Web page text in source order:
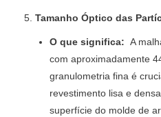
Tamanho Óptico das
O que significa: A
com aproximadamente
granulometria fina é
revestimento lisa e
superfície do molde de